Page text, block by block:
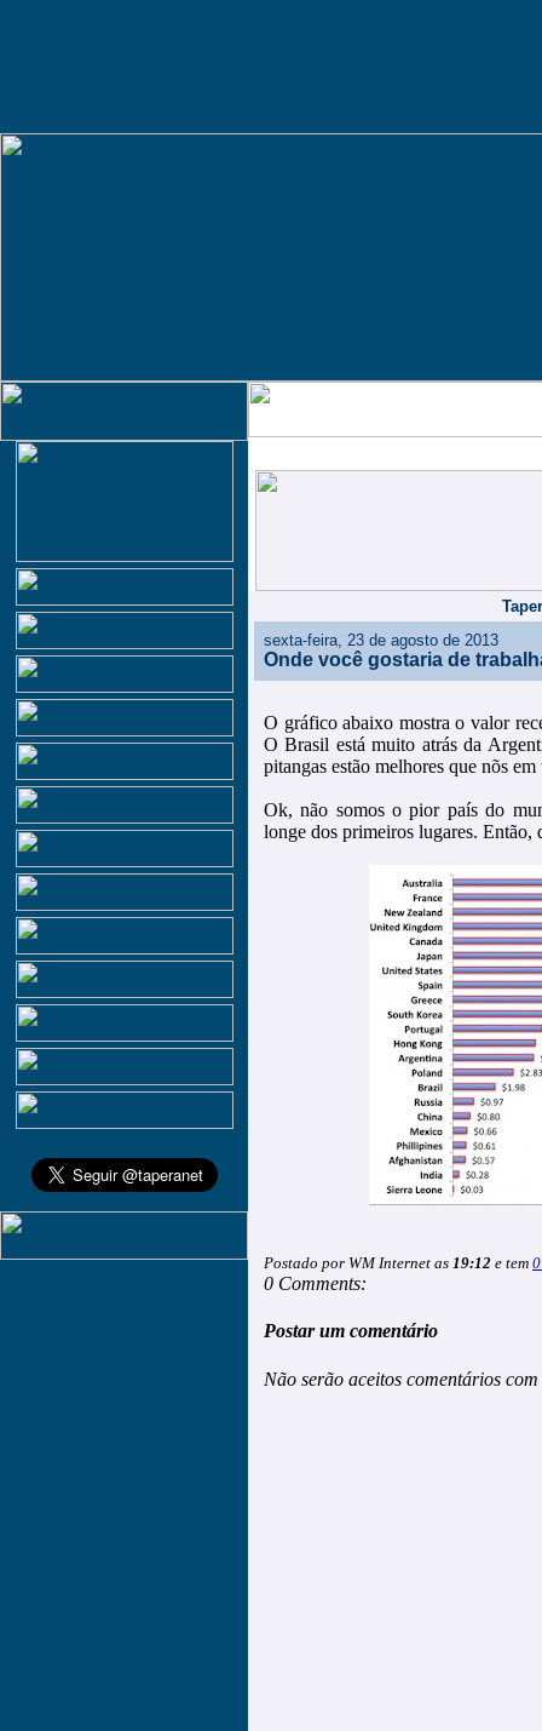
sexta-feira, 23 de agosto de 2013
Onde você gostaria de
O gráfico abaixo mostra o valor
O Brasil está muito atrás da
pitangas estão melhores que nõs
Ok, não somos o pior país do
longe dos primeiros lugares. Então,
Postado por WM Internet as 19:12 e tem
0 Comments:
Postar um comentário
Não serão aceitos comentários